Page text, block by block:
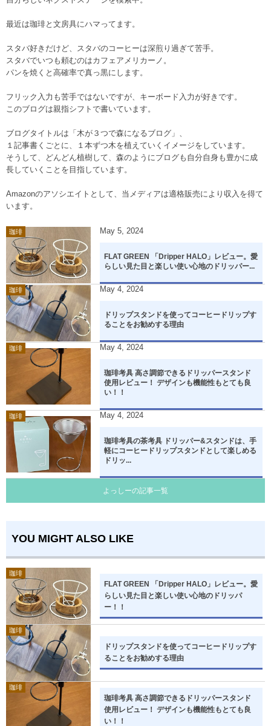
最近は珈琲と文房具にハマってます。
スタバ好きだけど、スタバのコーヒーは深煎り過ぎて苦手。
スタバでいつも頼むのはカフェアメリカーノ。
パンを焼くと高確率で真っ黒にします。
フリック入力も苦手ではないですが、キーボード入力が好きです。
このブログは親指シフトで書いています。
ブログタイトルは「木が３つで森になるブログ」、
１記事書くごとに、１本ずつ木を植えていくイメージをしています。
そうして、どんどん植樹して、森のようにブログも自分自身も豊かに成
長していくことを目指しています。
Amazonのアソシエイトとして、当メディアは適格販売により収入を得て
います。
珈琲 May 5, 2024
FLAT GREEN 「Dripper HALO」レビュー。愛
らしい見た目と楽しい使い心地のドリッパー...
珈琲 May 4, 2024
ドリップスタンドを使ってコーヒードリップす
ることをお勧めする理由
珈琲 May 4, 2024
珈琲考具 高さ調節できるドリッパースタンド
使用レビュー！ デザインも機能性もとても良
い！！
珈琲 May 4, 2024
珈琲考具の茶考具 ドリッパー&スタンドは、手
軽にコーヒードリップスタンドとして楽しめる
ドリッ...
よっしーの記事一覧
YOU MIGHT ALSO LIKE
珈琲
FLAT GREEN 「Dripper HALO」レビュー。愛
らしい見た目と楽しい使い心地のドリッパ
ー！！
珈琲
ドリップスタンドを使ってコーヒードリップす
ることをお勧めする理由
珈琲
珈琲考具 高さ調節できるドリッパースタンド
使用レビュー！ デザインも機能性もとても良
い！！